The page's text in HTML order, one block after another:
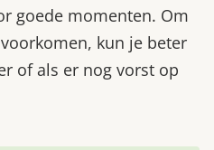
goede momenten. Om
kun je beter
of als er nog vorst op